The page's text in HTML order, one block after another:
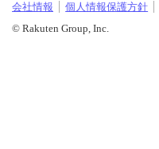
会社情報 個人情報保護方針
© Rakuten Group, Inc.